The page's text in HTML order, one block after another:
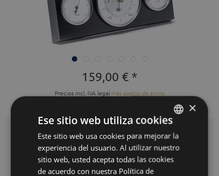
159,00 € *
Precios incl. IVA legal más gastos de envío
Listo para envío inmediato, tiempo de entrega 3-10 días hábiles
Auswahl:negro
GERMAN
ENGLISH
×
Ese sitio web utiliza cookies
Este sitio web usa cookies para mejorar la
experiencia del usuario. Al utilizar nuestro
sitio web, usted acepta todas las cookies
de acuerdo con nuestra Política de